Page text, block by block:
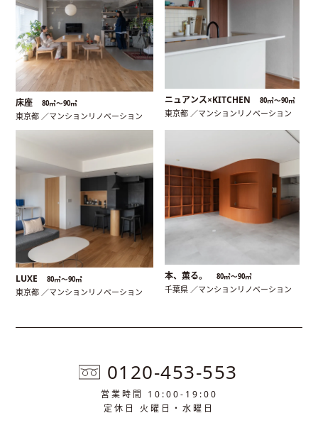
床座 80㎡〜90㎡
東京都 ／マンションリノベーション
ニュアンス×KITCHEN 80㎡〜90㎡
東京都 ／マンションリノベーション
LUXE 80㎡〜90㎡
東京都 ／マンションリノベーション
本、薫る。 80㎡〜90㎡
千葉県 ／マンションリノベーション
0120-453-553
営業時間 10:00-19:00
定休日 火曜日・水曜日